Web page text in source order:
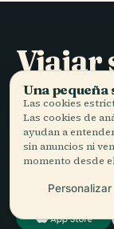
Viajar
bien
MANTENTE AL
Una
Las cookies
Las cookies de
ayudan a
sin anuncios ni
momento desde
Personalizar